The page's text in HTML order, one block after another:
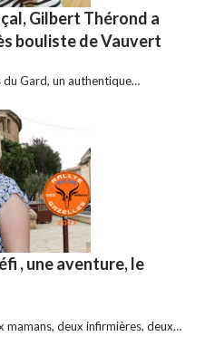
Gilbert Thérond a
bouliste de Vauvert
du Gard, un authentique…
, une aventure, le
mamans, deux infirmières, deux…